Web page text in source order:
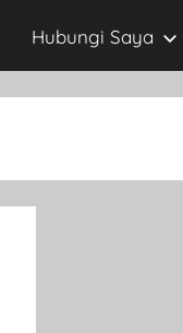
Hubungi Saya